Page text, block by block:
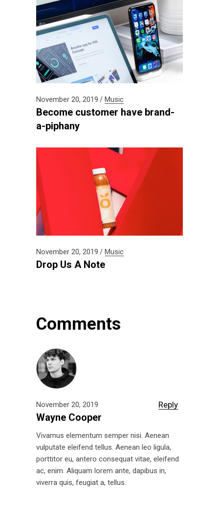
November 20, 2019 Music
Become customer have brand-
a-piphany
November 20, 2019 Music
Drop Us A Note
Comments
November 20, 2019 Reply
Wayne Cooper
Vivamus elementum semper nisi. Aenean
vulputate eleifend tellus. Aenean leo ligula,
porttitor eu, antero consequat vitae, eleifend
ac, enim. Aliquam lorem ante, dapibus in,
viverra quis, feugiat a, tellus.